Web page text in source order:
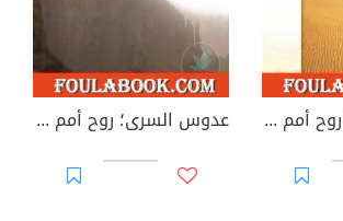
عدوس السرى؛ روح أمم في نزيف ذاكرة - الجزء الأول
عدوس السرى؛ روح أمم في نزيف ذاكرة - الجزء الثاني